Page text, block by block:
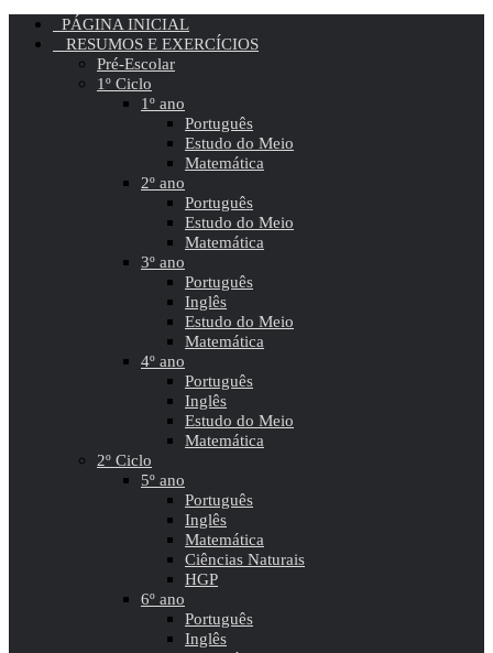
PÁGINA INICIAL
RESUMOS E EXERCÍCIOS
Pré-Escolar
1º Ciclo
1º ano
Português
Estudo do Meio
Matemática
2º ano
Português
Estudo do Meio
Matemática
3º ano
Português
Inglês
Estudo do Meio
Matemática
4º ano
Português
Inglês
Estudo do Meio
Matemática
2º Ciclo
5º ano
Português
Inglês
Matemática
Ciências Naturais
HGP
6º ano
Português
Inglês